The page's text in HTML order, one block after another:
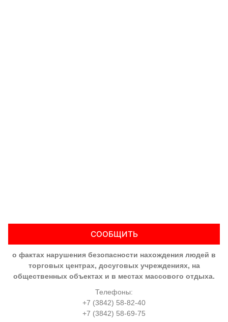
СООБЩИТЬ
о фактах нарушения безопасности нахождения людей в
торговых центрах, досуговых учреждениях, на
общественных объектах и в местах массового отдыха.
Телефоны:
+7 (3842) 58-82-40
+7 (3842) 58-69-75